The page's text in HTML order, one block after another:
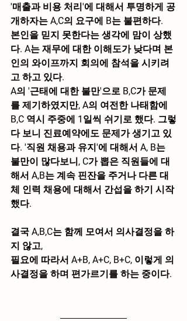
'매출과 비용 처리'에 대해서 투명하게 공
개하자는 A,C의 요구에 B는 불편하다.
본인을 믿지 못한다는 생각에 맘이 상했
다. A는 재무에 대한 이해도가 낮다며 본
인의 와이프까지 회의에 참석을 시키려
고 하고 있다.
A의 '근태에 대한 불만'으로 B,C가 문제
를 제기하였지만, A의 여전한 나태함에
B,C 역시 주중에 1일씩 쉬기로 했다. 그렇
다 보니 진료예약에도 문제가 생기고 있
다. '직원 채용과 유지'에 대해서 A, B는
불만이 많다보니, C가 뽑은 직원들에 대
해서 A,B는 계속 핀잔을 주거나 다른 대
체 인력 채용에 대해서 간섭을 하기 시작
했다.
결국 A,B,C는 함께 모여서 의사결정을 하
지 않고,
필요에 따라서 A+B, A+C, B+C, 이렇게 의
사결정을 하며 편가르기를 하는 중이다.